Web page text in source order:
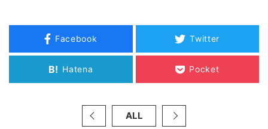
Facebook Twitter
B! Hatena Pocket
ALL